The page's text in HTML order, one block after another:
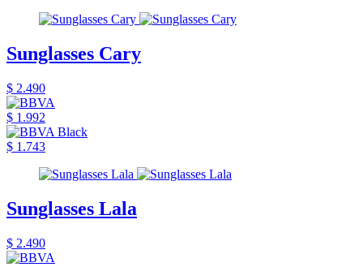
Sunglasses Cary
$ 2.490
$ 1.992
$ 1.743
Sunglasses Lala
$ 2.490